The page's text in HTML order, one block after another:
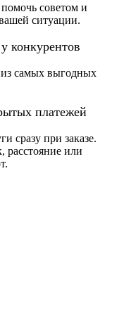
советом и
ситуации.
конкурентов
самых выгодных
платежей
сразу при заказе.
расстояние или